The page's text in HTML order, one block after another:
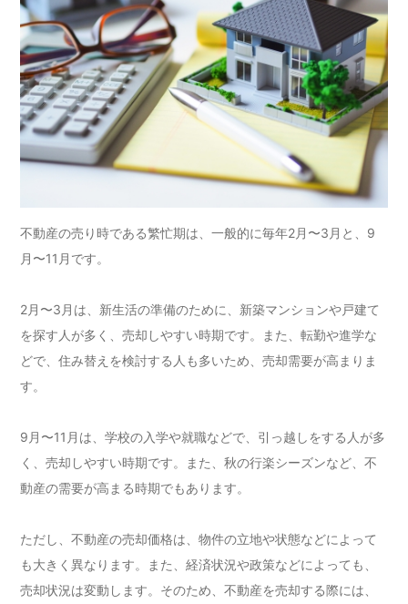
不動産の売り時である繁忙期は、一般的に毎年2月〜3月と、9
月〜11月です。
2月〜3月は、新生活の準備のために、新築マンションや戸建て
を探す人が多く、売却しやすい時期です。また、転勤や進学な
どで、住み替えを検討する人も多いため、売却需要が高まりま
す。
9月〜11月は、学校の入学や就職などで、引っ越しをする人が多
く、売却しやすい時期です。また、秋の行楽シーズンなど、不
動産の需要が高まる時期でもあります。
ただし、不動産の売却価格は、物件の立地や状態などによって
も大きく異なります。また、経済状況や政策などによっても、
売却状況は変動します。そのため、不動産を売却する際には、